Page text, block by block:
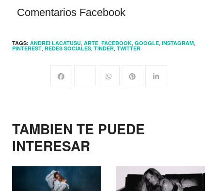
Comentarios Facebook
TAGS: ANDREI LACATUSU, ARTE, FACEBOOK, GOOGLE, INSTAGRAM,
PINTEREST, REDES SOCIALES, TINDER, TWITTER
TAMBIEN TE PUEDE
INTERESAR